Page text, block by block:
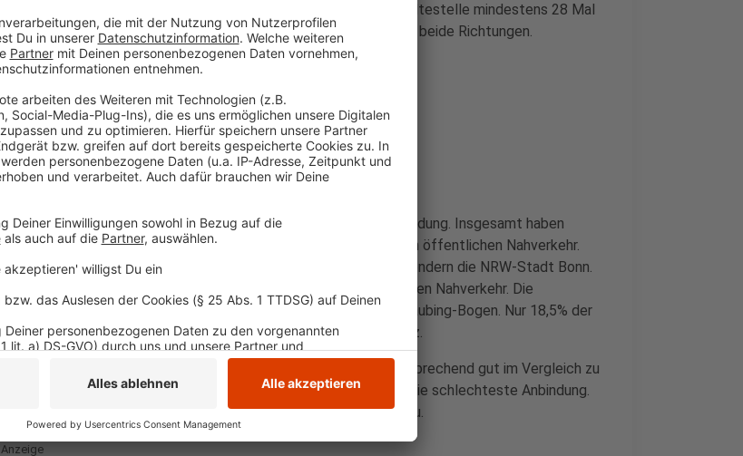
Luftlinie vom Wohnort entfernt sein. Zudem müssen an dieser Haltestelle mindestens 28 Mal
am Werktag Busse bzw. Bahnen abfahren. Dabei zählen Fahrten in beide Richtungen.
Anzeige
Das Ergebnis der Studie
Anzeige
NRW liegt auf Platz zwei aller Bundesländer mit der besten Anbindung. Insgesamt haben
92,6% aller Einwohner von NRW eine akzeptable Anbindung an den öffentlichen Nahverkehr.
Spitzenreiter ist nicht eine Großstadt wie Berlin oder Hamburg, sondern die NRW-Stadt Bonn.
99,9% der Einwohner haben dort eine Anbindung an den öffentlichen Nahverkehr. Die
schlechteste ÖPNV-Anbindung hat die bayerische Gemeinde Straubing-Bogen. Nur 18,5% der
Menschen haben eine ausreichende Anbindung an das ÖPNV-Netz.
Im dicht besiedelten Nordrhein-Westfalen ist die Anbindung entsprechend gut im Vergleich zu
Deutschland. In NRW haben die Einwohner vom Kreis Euskirchen die schlechteste Anbindung.
Nur bei 69% treffen die Kriterien für eine akzebtable Anbindung zu.
Anzeige